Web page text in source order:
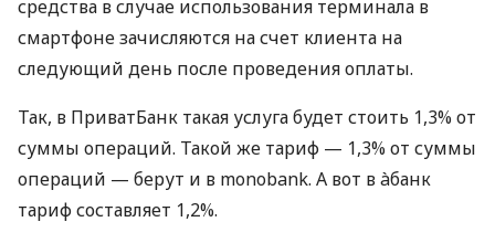
средства в случае использования терминала в
смартфоне зачисляются на счет клиента на
следующий день после проведения оплаты.
Так, в ПриватБанк такая услуга будет стоить 1,3% от
суммы операций. Такой же тариф — 1,3% от суммы
операций — берут и в monobank. А вот в àбанк
тариф составляет 1,2%.